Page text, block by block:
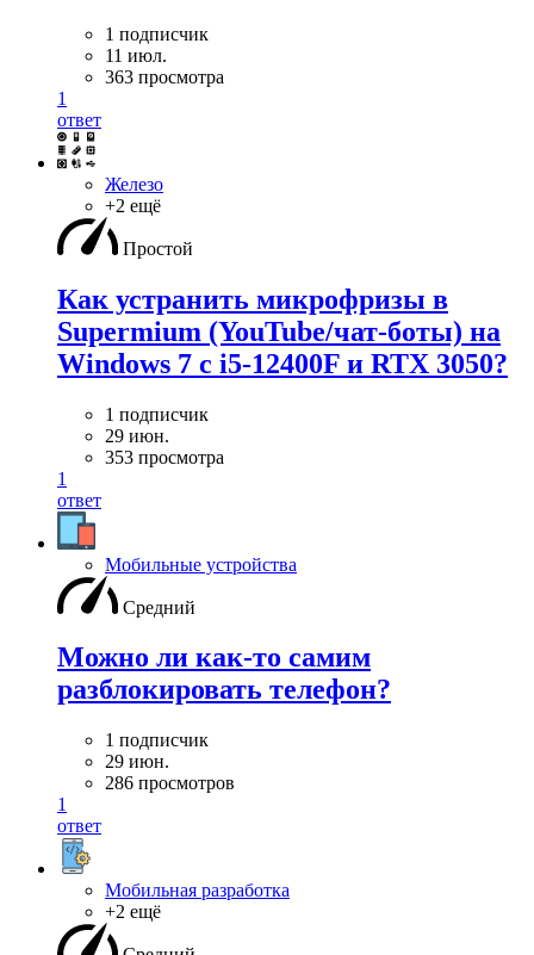
1 подписчик
11 июл.
363 просмотра
1
ответ
Железо
+2 ещё
Простой
Как устранить микрофризы в
Supermium (YouTube/чат-боты) на
Windows 7 с i5-12400F и RTX 3050?
1 подписчик
29 июн.
353 просмотра
1
ответ
Мобильные устройства
Средний
Можно ли как-то самим
разблокировать телефон?
1 подписчик
29 июн.
286 просмотров
1
ответ
Мобильная разработка
+2 ещё